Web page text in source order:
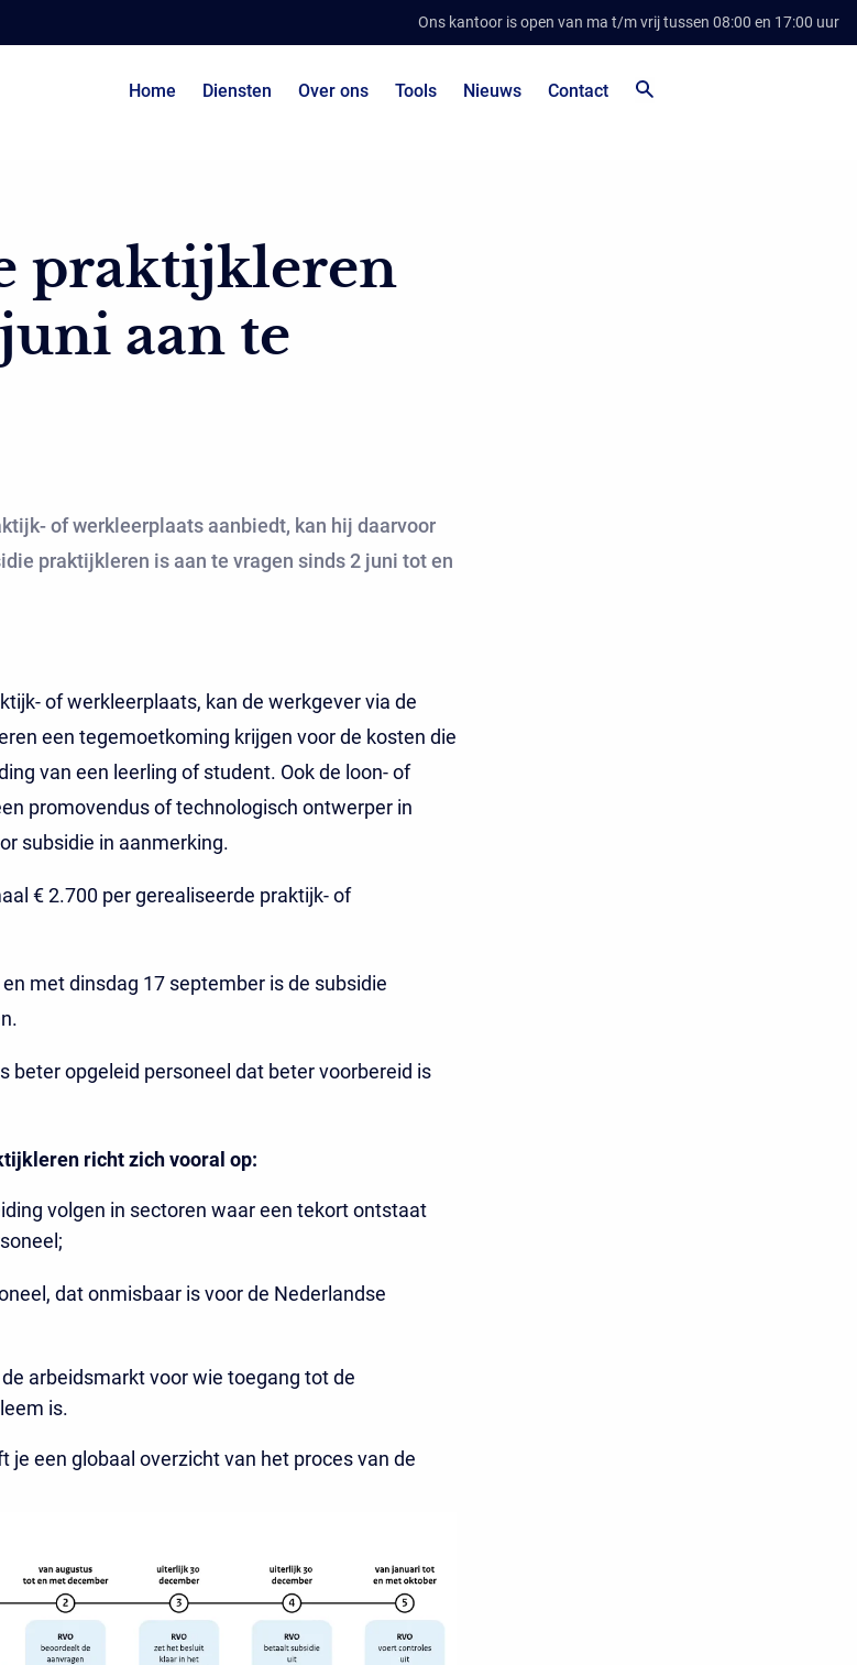
Ons kantoor is open van ma t/m vrij tussen 08:00 en 17:00 uur
Home Diensten Over ons Tools Nieuws Contact
praktijkleren
aan te
of werkleerplaats aanbiedt, kan hij daarvoor
praktijkleren is aan te vragen sinds 2 juni tot en
of werkleerplaats, kan de werkgever via de
een tegemoetkoming krijgen voor de kosten die
van een leerling of student. Ook de loon- of
promovendus of technologisch ontwerper in
subsidie in aanmerking.
€ 2.700 per gerealiseerde praktijk- of
met dinsdag 17 september is de subsidie
beter opgeleid personeel dat beter voorbereid is
richt zich vooral op:
volgen in sectoren waar een tekort ontstaat
dat onmisbaar is voor de Nederlandse
arbeidsmarkt voor wie toegang tot de
is.
je een globaal overzicht van het proces van de